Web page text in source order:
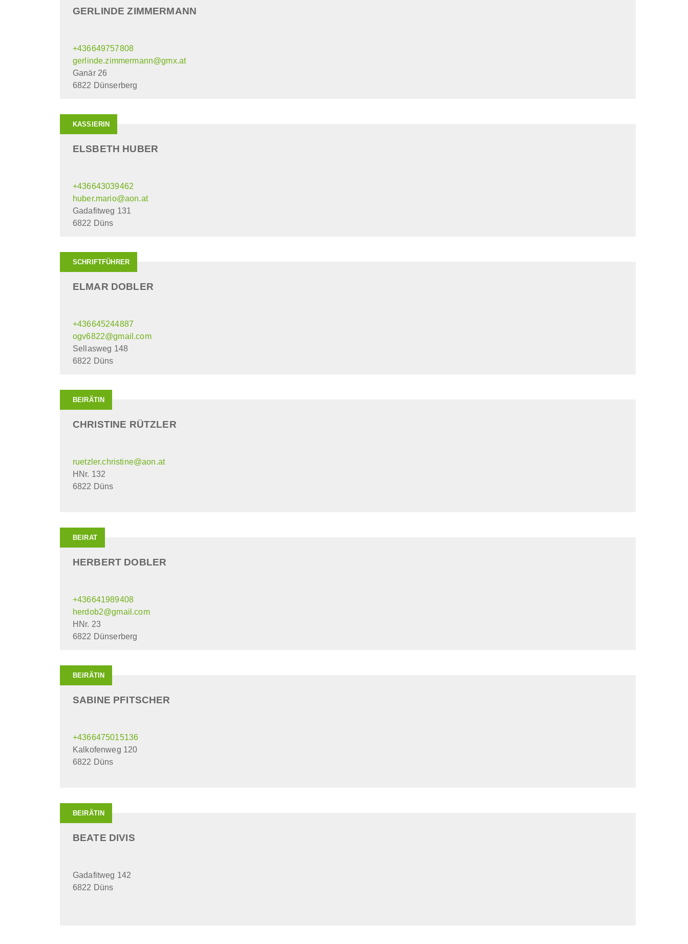
GERLINDE ZIMMERMANN
+436649757808
gerlinde.zimmermann@gmx.at
Ganär 26
6822 Dünserberg
KASSIERIN
ELSBETH HUBER
+436643039462
huber.mario@aon.at
Gadafitweg 131
6822 Düns
SCHRIFTFÜHRER
ELMAR DOBLER
+436645244887
ogv6822@gmail.com
Sellasweg 148
6822 Düns
BEIRÄTIN
CHRISTINE RÜTZLER
ruetzler.christine@aon.at
HNr. 132
6822 Düns
BEIRAT
HERBERT DOBLER
+436641989408
herdob2@gmail.com
HNr. 23
6822 Dünserberg
BEIRÄTIN
SABINE PFITSCHER
+4366475015136
Kalkofenweg 120
6822 Düns
BEIRÄTIN
BEATE DIVIS
Gadafitweg 142
6822 Düns